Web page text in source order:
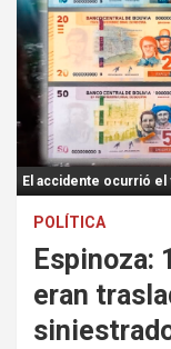
e
n
t
:
El accidente ocurrió
POLÍTICA
Espinoza:
eran